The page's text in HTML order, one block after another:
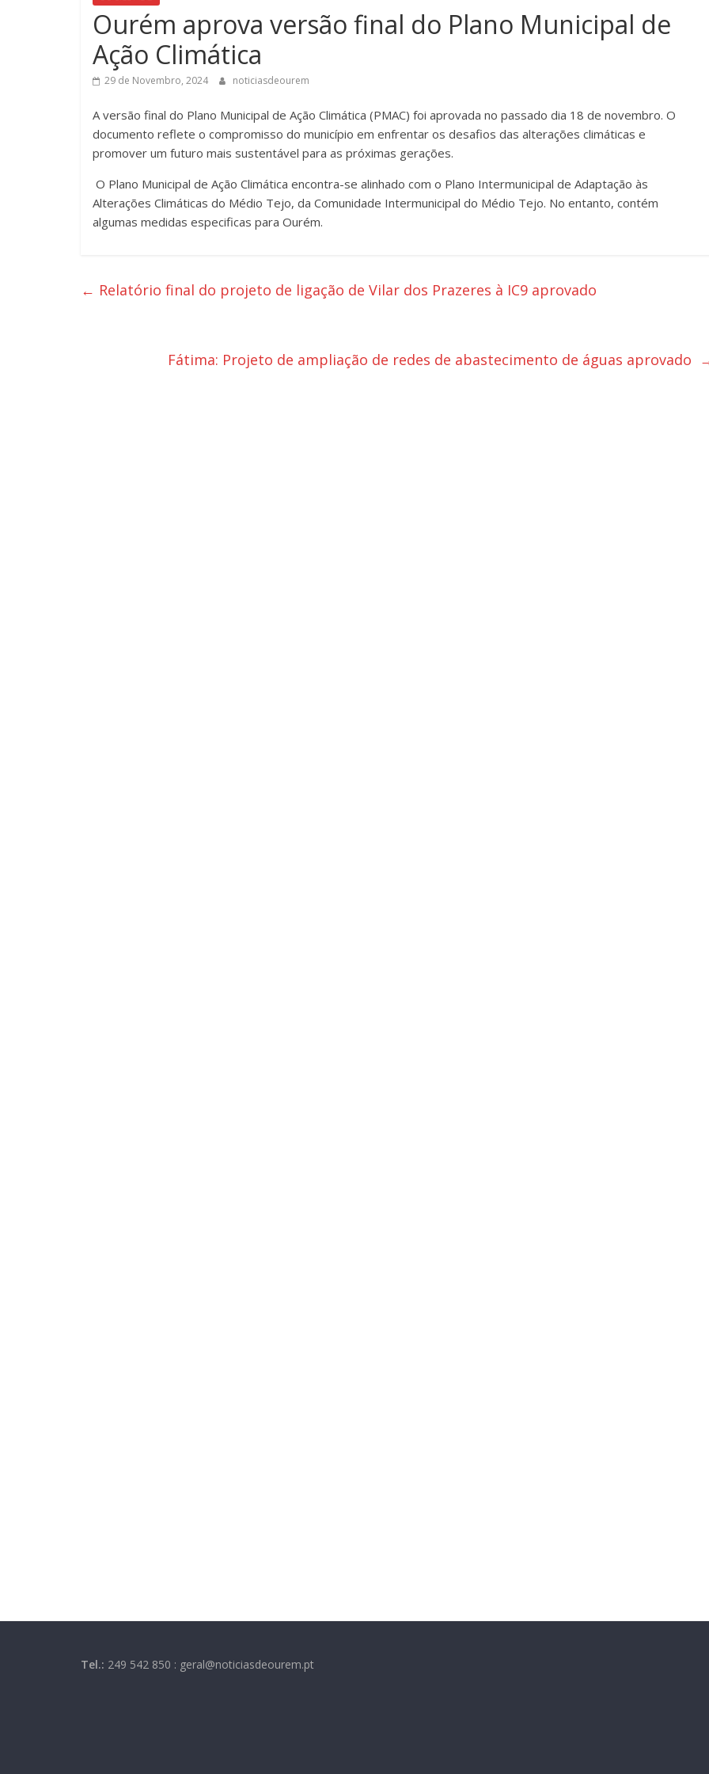
Ourém aprova versão final do Plano Municipal de
Ação Climática
29 de Novembro, 2024 noticiasdeourem
A versão final do Plano Municipal de Ação Climática (PMAC) foi aprovada no passado dia 18 de novembro. O
documento reflete o compromisso do município em enfrentar os desafios das alterações climáticas e
promover um futuro mais sustentável para as próximas gerações.
O Plano Municipal de Ação Climática encontra-se alinhado com o Plano Intermunicipal de Adaptação às
Alterações Climáticas do Médio Tejo, da Comunidade Intermunicipal do Médio Tejo. No entanto, contém
algumas medidas especificas para Ourém.
← Relatório final do projeto de ligação de Vilar dos Prazeres à IC9 aprovado
Fátima: Projeto de ampliação de redes de abastecimento de águas aprovado
Tel.: 249 542 850 : geral@noticiasdeourem.pt